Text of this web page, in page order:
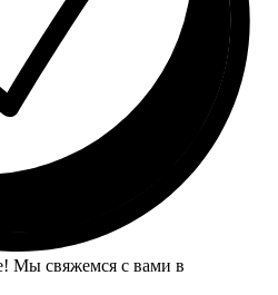
Мы свяжемся с вами в